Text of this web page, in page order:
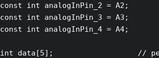
const int analogInPin_2 = A2;
const int analogInPin_3 = A3;
const int analogInPin_4 = A4;
int data[5];                   // per